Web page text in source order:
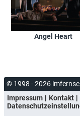
Angel Heart
© 1998 - 2026
Impressum
Kontakt